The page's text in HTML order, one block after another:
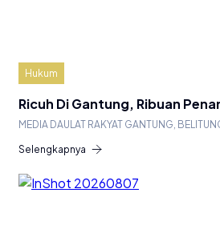
Hukum
Ricuh Di Gantung, Ribuan
MEDIA DAULAT RAKYAT GANTUNG,
Selengkapnya